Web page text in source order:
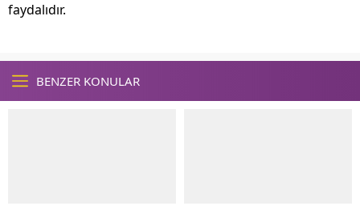
faydalıdır.
BENZER KONULAR